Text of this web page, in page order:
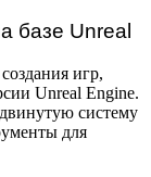
базе Unreal
игр,
Unreal Engine.
систему
для